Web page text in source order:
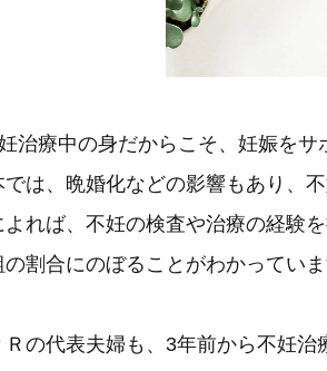
治療中の身だからこそ、妊娠を
では、晩婚化などの影響もあり、
よれば、不妊の検査や治療の経験
の割合にのぼることがわかっていま
Ｒの代表夫婦も、3年前から不妊